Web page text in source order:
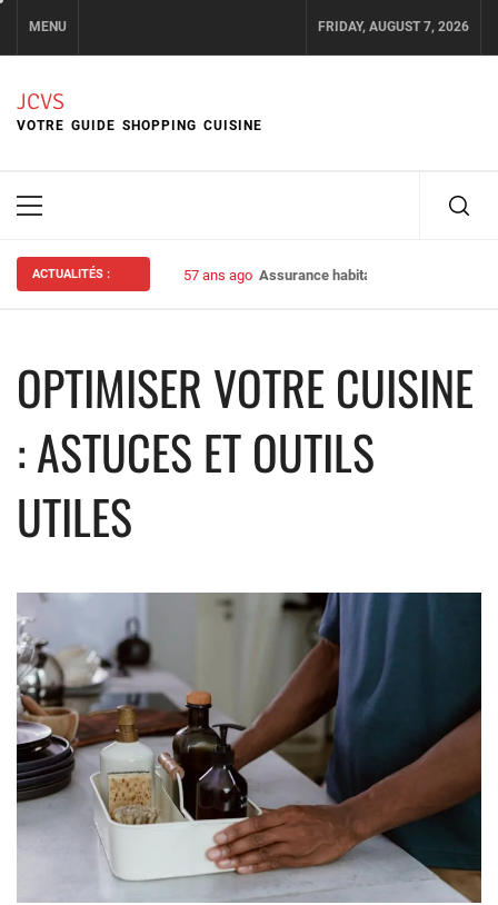
content
MENU FRIDAY, AUGUST 7, 2026
JCVS
VOTRE GUIDE SHOPPING CUISINE
Primary
ACTUALITÉS : 57 ans ago Assurance habitation : bien choisir
OPTIMISER VOTRE CUISINE
: ASTUCES ET OUTILS
UTILES